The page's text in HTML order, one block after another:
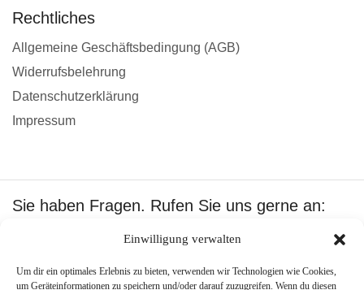
Einwilligung verwalten
Um dir ein optimales Erlebnis zu bieten, verwenden wir Technologien wie Cookies,
um Geräteinformationen zu speichern und/oder darauf zuzugreifen. Wenn du diesen
Rechtliches
Allgemeine Geschäftsbedingung (AGB)
Widerrufsbelehrung
Datenschutzerklärung
Impressum
Sie haben Fragen. Rufen Sie uns gerne an:
+49 1601512402
Wir akzeptieren: